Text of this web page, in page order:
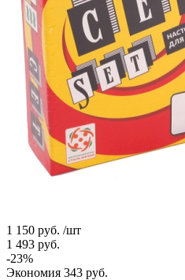
1 150 руб. /шт
1 493 руб.
-23%
Экономия 343 руб.